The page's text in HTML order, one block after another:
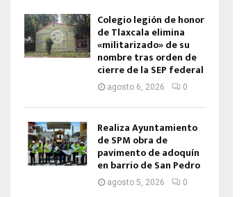
Colegio legión de honor
de Tlaxcala elimina
«militarizado» de su
nombre tras orden de
cierre de la SEP federal
agosto 6, 2026 0
Realiza Ayuntamiento
de SPM obra de
pavimento de adoquín
en barrio de San Pedro
agosto 5, 2026 0